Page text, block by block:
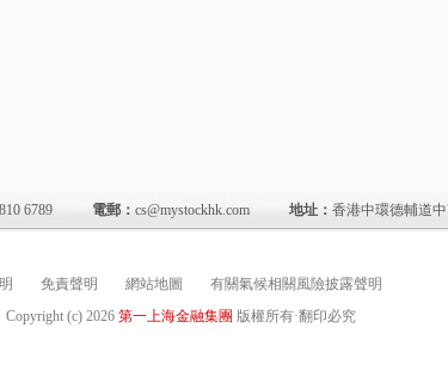
6789 電郵： cs@mystockhk.com 地址： 香港中環德輔道
免責聲明 網站地圖
有關氣候相關風險披露聲明
Copyright (c) 2026 第一上海金融集團 版權所有·翻印必究